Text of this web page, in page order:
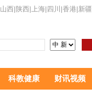
山西|陕西| 上海|四川 |香港|新疆
科教健康 财讯视频